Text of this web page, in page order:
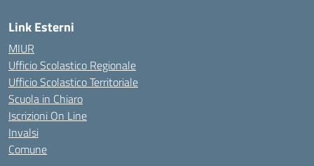
Link Esterni
MIUR
Ufficio Scolastico Regionale
Ufficio Scolastico Territoriale
Scuola in Chiaro
Iscrizioni On Line
Invalsi
Comune